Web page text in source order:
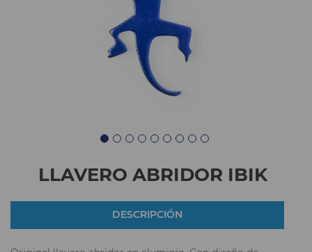
LLAVERO ABRIDOR IBIK
DESCRIPCIÓN